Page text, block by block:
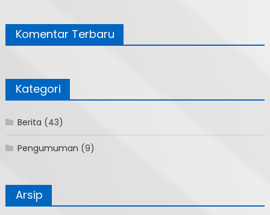
Komentar Terbaru
Kategori
Berita (43)
Pengumuman (9)
Arsip